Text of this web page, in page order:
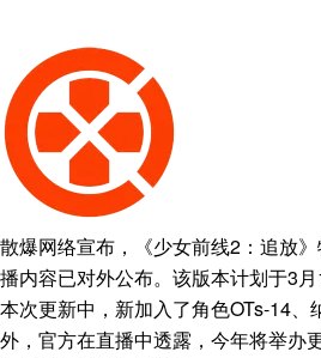
散爆网络宣布，《少女前线2：追放》
播内容已对外公布。该版本计划于3
本次更新中，新加入了角色OTs-14、
外，官方在直播中透露，今年将举办